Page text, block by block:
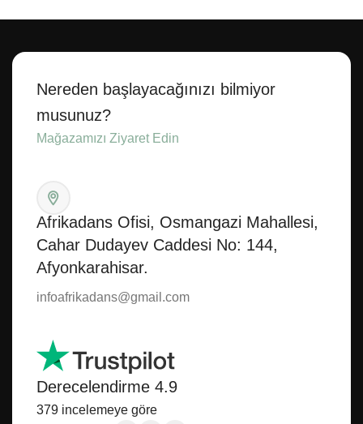
Nereden başlayacağınızı bilmiyor
musunuz?
Mağazamızı Ziyaret Edin
Afrikadans Ofisi, Osmangazi Mahallesi,
Cahar Dudayev Caddesi No: 144,
Afyonkarahisar.
infoafrikadans@gmail.com
Derecelendirme 4.9
379 incelemeye göre